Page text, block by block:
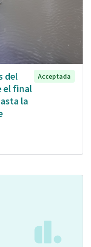
del
el final
la
Acceptada